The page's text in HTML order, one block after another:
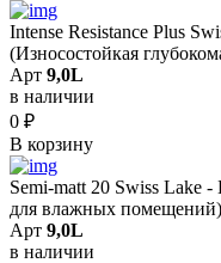
Intense Resistance Plus
(Износостойкая
Арт 9,0L
в наличии
0 ₽
В корзину
Semi-matt 20 Swiss Lake
для влажных помещений)
Арт 9,0L
в наличии